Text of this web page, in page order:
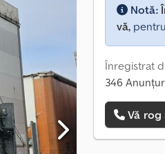
Notă:
vă,
Înregistrat
346
Vă rog